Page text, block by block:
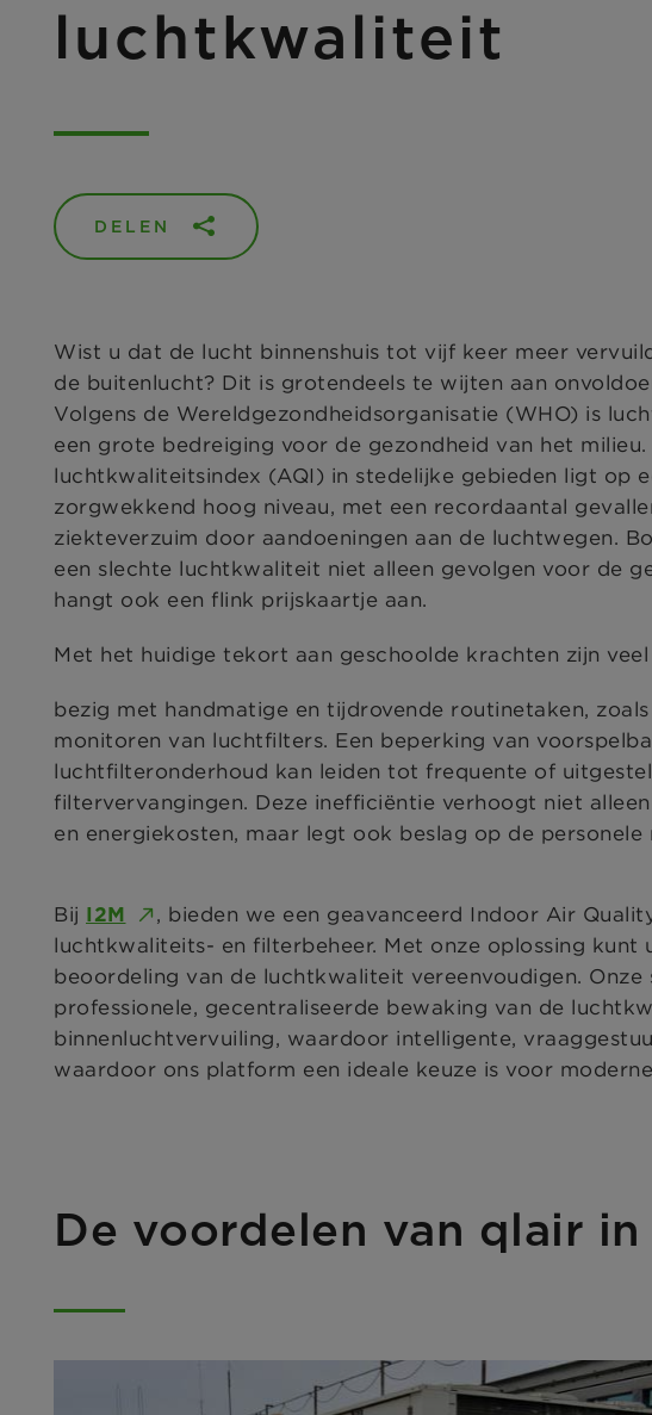
luchtkwaliteit
DELEN
Wist u dat de lucht binnenshuis tot vijf keer meer
de buitenlucht? Dit is grotendeels te wijten aan
Volgens de Wereldgezondheidsorganisatie (WHO) is
een grote bedreiging voor de gezondheid van het milieu.
luchtkwaliteitsindex (AQI) in stedelijke gebieden ligt op
zorgwekkend hoog niveau, met een recordaantal
ziekteverzuim door aandoeningen aan de luchtwegen.
een slechte luchtkwaliteit niet alleen gevolgen voor de
hangt ook een flink prijskaartje aan.
Met het huidige tekort aan geschoolde krachten zijn
bezig met handmatige en tijdrovende routinetaken,
monitoren van luchtfilters. Een beperking van
luchtfilteronderhoud kan leiden tot frequente of
filtervervangingen. Deze inefficiëntie verhoogt niet
en energiekosten, maar legt ook beslag op de personele
Bij I2M
, bieden we een geavanceerd Indoor Air
luchtkwaliteits- en filterbeheer. Met onze oplossing
beoordeling van de luchtkwaliteit vereenvoudigen.
professionele, gecentraliseerde bewaking van de
binnenluchtvervuiling, waardoor intelligente,
waardoor ons platform een ideale keuze is voor
De voordelen van qlair